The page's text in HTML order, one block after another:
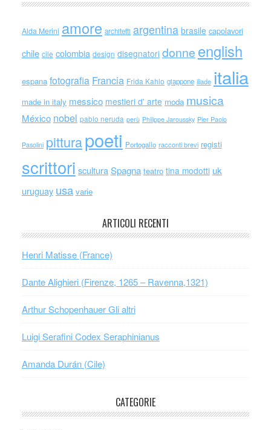
Alda Merini amore architetti argentina brasile capolavori
chile cile colombia design disegnatori donne english
espana fotografia Francia Frida Kahlo giappone iliade italia
made in italy messico mestieri d' arte moda musica
México nobel pablo neruda perù Philippe Jaroussky Pier Paolo
Pasolini pitturapoeti Portogallo racconti brevi registi
scrittori scultura Spagna teatro tina modotti uk
uruguay usa varie
ARTICOLI RECENTI
Henri Matisse (France)
Dante Alighieri (Firenze, 1265 – Ravenna,1321)
Arthur Schopenhauer Gli altri
Luigi Serafini Codex Seraphinianus
Amanda Durán (Cile)
CATEGORIE